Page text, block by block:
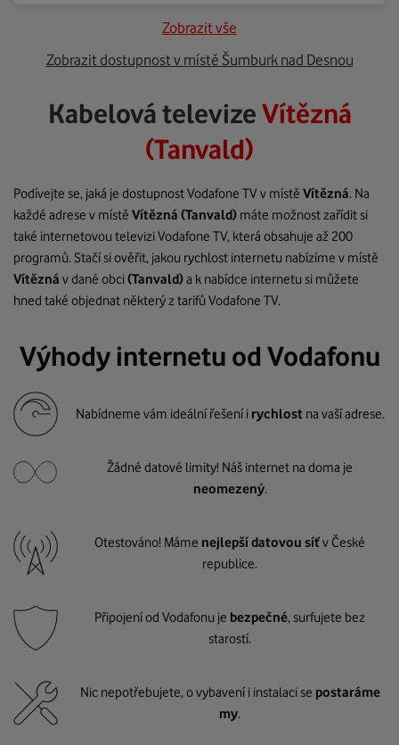
Zobrazit vše
Zobrazit dostupnost v místě Šumburk nad Desnou
Kabelová televizeVítězná
(Tanvald)
Podívejte se, jaká je dostupnost Vodafone TV v místě Vítězná. Na
každé adrese v místě Vítězná (Tanvald) máte možnost zařídit si
také internetovou televizi Vodafone TV, která obsahuje až 200
programů. Stačí si ověřit, jakou rychlost internetu nabízíme v místě
Vítězná v dané obci(Tanvald)a k nabídce internetu si můžete
hned také objednat některý z tarifů Vodafone TV.
Výhody internetu od Vodafonu
Nabídneme vám ideální řešení i rychlost na vaší adrese.
Žádné datové limity! Náš internet na doma je
neomezený.
Otestováno! Máme nejlepší datovou síťv České
republice.
Připojení od Vodafonu je bezpečné, surfujete bez
starostí.
Nic nepotřebujete, o vybavení i instalaci se postaráme
my.